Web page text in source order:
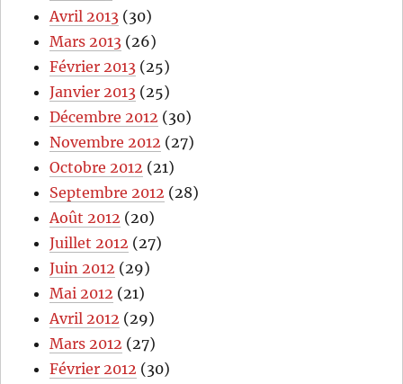
Avril 2013 (30)
Mars 2013 (26)
Février 2013 (25)
Janvier 2013 (25)
Décembre 2012 (30)
Novembre 2012 (27)
Octobre 2012 (21)
Septembre 2012 (28)
Août 2012 (20)
Juillet 2012 (27)
Juin 2012 (29)
Mai 2012 (21)
Avril 2012 (29)
Mars 2012 (27)
Février 2012 (30)